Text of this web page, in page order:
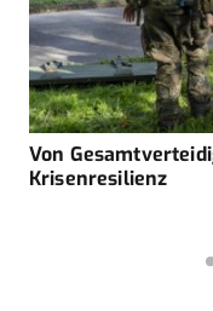
Von
Krisenresilienz